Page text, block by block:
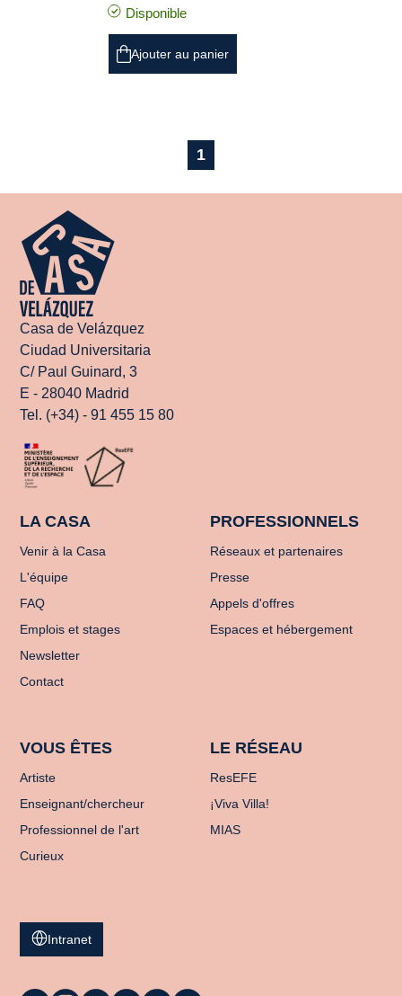
Disponible
Ajouter au panier
1
Casa de Velázquez
Ciudad Universitaria
C/ Paul Guinard, 3
E - 28040 Madrid
Tel. (+34) - 91 455 15 80
LA CASA
Venir à la Casa
L'équipe
FAQ
Emplois et stages
Newsletter
Contact
PROFESSIONNELS
Réseaux et partenaires
Presse
Appels d'offres
Espaces et hébergement
VOUS ÊTES
Artiste
Enseignant/chercheur
Professionnel de l'art
Curieux
LE RÉSEAU
ResEFE
¡Viva Villa!
MIAS
Intranet